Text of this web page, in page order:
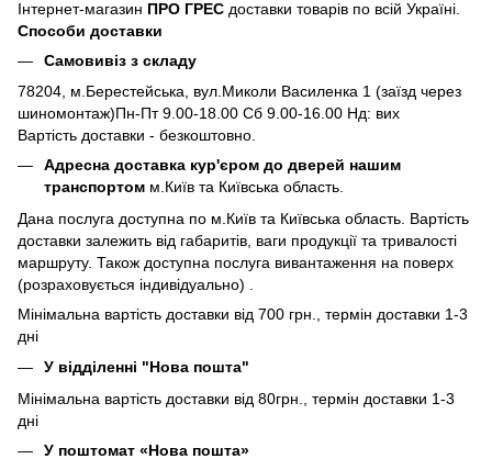
Інтернет-магазин ПРО ГРЕС доставки товарів по всій Україні.
Способи доставки
Самовивіз з складу
78204, м.Берестейська, вул.Миколи Василенка 1 (заїзд через
шиномонтаж)Пн-Пт 9.00-18.00 Сб 9.00-16.00 Нд: вих
Вартість доставки - безкоштовно.
Адресна доставка кур'єром до дверей нашим
транспортом м.Київ та Київська область.
Дана послуга доступна по м.Київ та Київська область. Вартість
доставки залежить від габаритів, ваги продукції та тривалості
маршруту. Також доступна послуга вивантаження на поверх
(розраховується індивідуально) .
Мінімальна вартість доставки від 700 грн., термін доставки 1-3
дні
У відділенні "Нова пошта"
Мінімальна вартість доставки від 80грн., термін доставки 1-3
дні
У поштомат «Нова пошта»